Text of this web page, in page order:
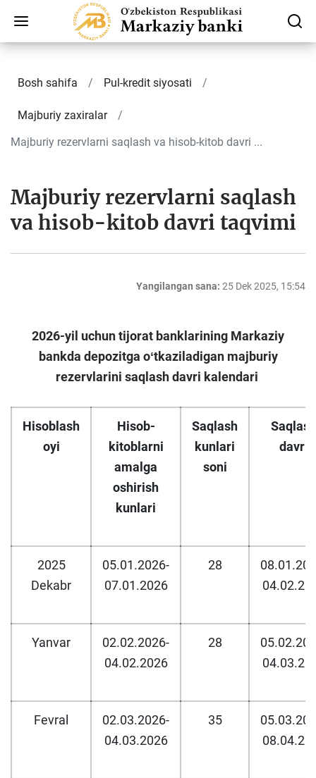
Bosh sahifa Pul-kredit siyosati
Majburiy zaxiralar
Majburiy rezervlarni saqlash va hisob-kitob davri ...
Majburiy rezervlarni saqlash
va hisob-kitob davri taqvimi
Yangilangan sana: 25 Dek 2025, 15:54
2026-yil uchun tijorat banklarining Markaziy
bankda depozitga oʻtkaziladigan majburiy
rezervlarini saqlash davri kalendari
Hisoblash
oyi
Hisob-
kitoblarni
amalga
oshirish
kunlari
Saqlash
kunlari
soni
Saqlash
davri
2025
Dekabr
05.01.2026-
07.01.2026
28
Yanvar
02.02.2026-
04.02.2026
28
Fevral
02.03.2026-
04.03.2026
35